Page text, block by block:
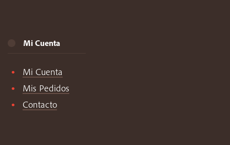
Mi Cuenta
Mi Cuenta
Mis Pedidos
Contacto